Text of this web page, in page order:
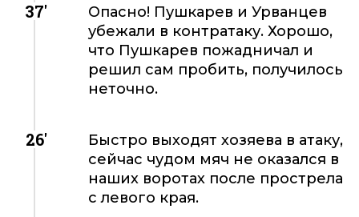
37'
Опасно! Пушкарев и Урванцев
убежали в контратаку. Хорошо,
что Пушкарев пожадничал и
решил сам пробить, получилось
неточно.
26'
Быстро выходят хозяева в атаку,
сейчас чудом мяч не оказался в
наших воротах после прострела
с левого края.